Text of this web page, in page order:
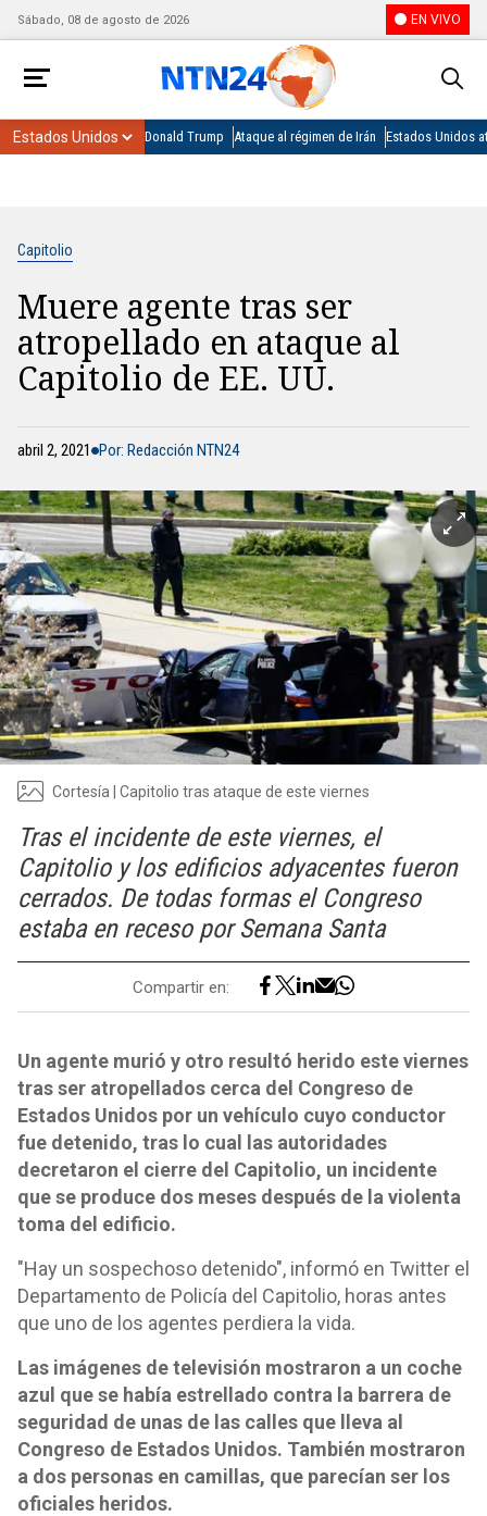
Sábado, 08 de agosto de 2026 EN VIVO
Donald Trump Ataque al régimen de Irán Estados Unidos
Capitolio
Muere agente tras ser
atropellado en ataque al
Capitolio de EE. UU.
abril 2, 2021 Por: Redacción NTN24
Cortesía | Capitolio tras ataque de este viernes
Tras el incidente de este viernes, el
Capitolio y los edificios adyacentes fueron
cerrados. De todas formas el Congreso
estaba en receso por Semana Santa
Compartir en:
Un agente murió y otro resultó herido este viernes
tras ser atropellados cerca del Congreso de
Estados Unidos por un vehículo cuyo conductor
fue detenido, tras lo cual las autoridades
decretaron el cierre del Capitolio, un incidente
que se produce dos meses después de la violenta
toma del edificio.
"Hay un sospechoso detenido", informó en Twitter el
Departamento de Policía del Capitolio, horas antes
que uno de los agentes perdiera la vida.
Las imágenes de televisión mostraron a un coche
azul que se había estrellado contra la barrera de
seguridad de unas de las calles que lleva al
Congreso de Estados Unidos. También mostraron
a dos personas en camillas, que parecían ser los
oficiales heridos.